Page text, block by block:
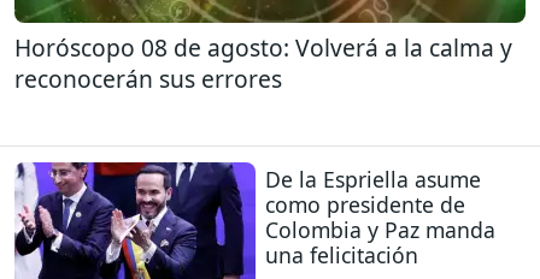
Horóscopo 08 de agosto: Volverá a la calma y
reconocerán sus errores
De la Espriella asume
como presidente de
Colombia y Paz manda
una felicitación